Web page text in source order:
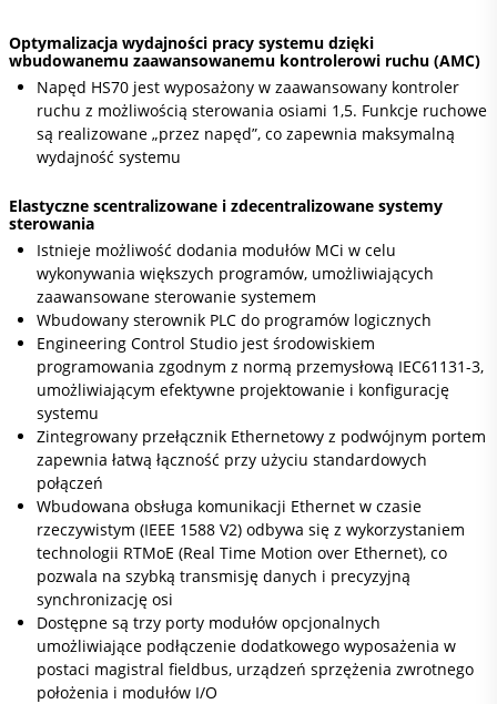
Optymalizacja wydajności pracy systemu dzięki
wbudowanemu zaawansowanemu kontrolerowi ruchu (AMC)
Napęd HS70 jest wyposażony w zaawansowany kontroler
ruchu z możliwością sterowania osiami 1,5. Funkcje ruchowe
są realizowane „przez napęd”, co zapewnia maksymalną
wydajność systemu
Elastyczne scentralizowane i zdecentralizowane systemy
sterowania
Istnieje możliwość dodania modułów MCi w celu
wykonywania większych programów, umożliwiających
zaawansowane sterowanie systemem
Wbudowany sterownik PLC do programów logicznych
Engineering Control Studio jest środowiskiem
programowania zgodnym z normą przemysłową IEC61131-3,
umożliwiającym efektywne projektowanie i konfigurację
systemu
Zintegrowany przełącznik Ethernetowy z podwójnym portem
zapewnia łatwą łączność przy użyciu standardowych
połączeń
Wbudowana obsługa komunikacji Ethernet w czasie
rzeczywistym (IEEE 1588 V2) odbywa się z wykorzystaniem
technologii RTMoE (Real Time Motion over Ethernet), co
pozwala na szybką transmisję danych i precyzyjną
synchronizację osi
Dostępne są trzy porty modułów opcjonalnych
umożliwiające podłączenie dodatkowego wyposażenia w
postaci magistral fieldbus, urządzeń sprzężenia zwrotnego
położenia i modułów I/O